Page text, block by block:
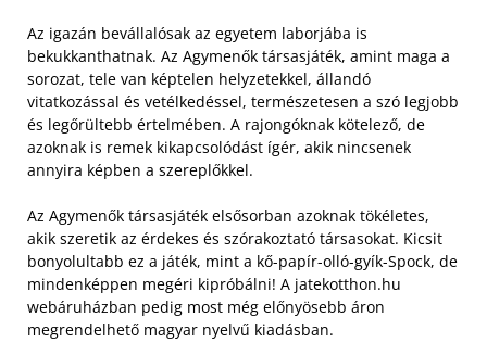
Az igazán bevállalósak az egyetem laborjába is
bekukkanthatnak. Az Agymenők társasjáték, amint maga a
sorozat, tele van képtelen helyzetekkel, állandó
vitatkozással és vetélkedéssel, természetesen a szó legjobb
és legőrültebb értelmében. A rajongóknak kötelező, de
azoknak is remek kikapcsolódást ígér, akik nincsenek
annyira képben a szereplőkkel.
Az Agymenők társasjáték elsősorban azoknak tökéletes,
akik szeretik az érdekes és szórakoztató társasokat. Kicsit
bonyolultabb ez a játék, mint a kő-papír-olló-gyík-Spock, de
mindenképpen megéri kipróbálni! A jatekotthon.hu
webáruházban pedig most még előnyösebb áron
megrendelhető magyar nyelvű kiadásban.